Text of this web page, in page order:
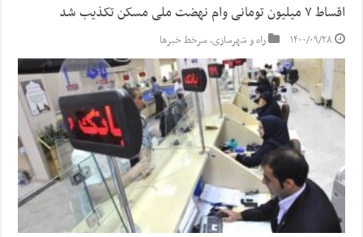
اقساط ۷ میلیون تومانی وام نهضت ملی مسکن تکذیب شد
۱۴۰۰/۰۹/۲۸ راه و شهرسازی,سرخط خبرها